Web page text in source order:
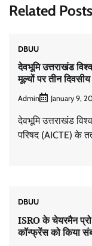
Related Posts
DBUU
देवभूमि उत्तराखंड
मूल्यों पर तीन
Admin January 9,
देवभूमि उत्तराखंड
परिषद (AICTE) के
DBUU
ISRO के चेयरमैन
कॉन्फ्रेंस को किया